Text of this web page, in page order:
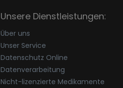
Unsere Dienstleistungen:
Über uns
Unser Service
Datenschutz Online
Datenverarbeitung
Nicht-lizenzierte Medikamente